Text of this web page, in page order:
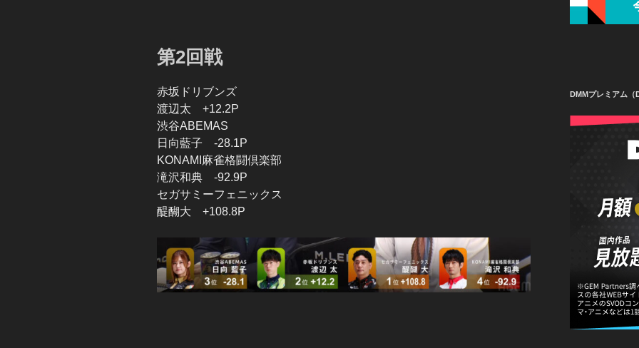
第2回戦
赤坂ドリブンズ
渡辺太 +12.2P
渋谷ABEMAS
日向藍子 -28.1P
KONAMI麻雀格闘倶楽部
滝沢和典 -92.9P
セガサミーフェニックス
醍醐大 +108.8P
DMMプレミアム（